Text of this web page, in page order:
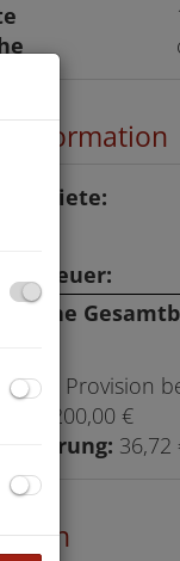
Provision
200,00 €
36,72